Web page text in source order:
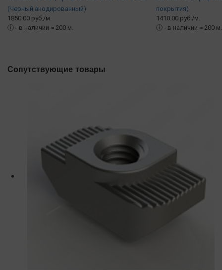
(Черный анодированный)
1850.00 руб./м.
ⓘ - в наличии ≈ 200 м.
покрытия)
1410.00 руб./м.
ⓘ - в наличии ≈ 200 м.
Сопутствующие товары